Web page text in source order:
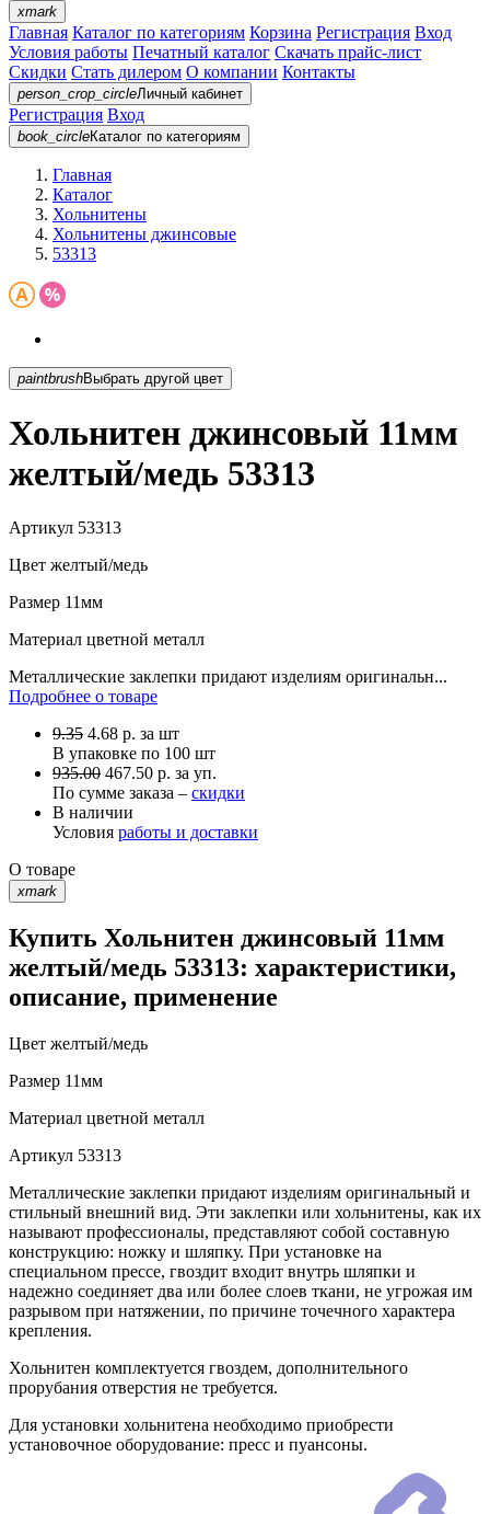
xmark
Главная Каталог по категориям Корзина Регистрация Вход
Условия работы Печатный каталог Скачать прайс-лист
Скидки Стать дилером О компании Контакты
person_crop_circleЛичный кабинет
Регистрация Вход
book_circleКаталог по категориям
Главная
Каталог
Хольнитены
Хольнитены джинсовые
53313
paintbrush Выбрать другой цвет
Хольнитен джинсовый 11мм
желтый/медь 53313
Артикул 53313
Цвет желтый/медь
Размер 11мм
Материал цветной металл
Металлические заклепки придают изделиям оригинальн...
Подробнее о товаре
9.35 4.68 р. за шт
В упаковке по 100 шт
935.00 467.50 р. за уп.
По сумме заказа – скидки
В наличии
Условия работы и доставки
О товаре
xmark
Купить Хольнитен джинсовый 11мм
желтый/медь 53313: характеристики,
описание, применение
Цвет желтый/медь
Размер 11мм
Материал цветной металл
Артикул 53313
Металлические заклепки придают изделиям оригинальный и
стильный внешний вид. Эти заклепки или хольнитены, как их
называют профессионалы, представляют собой составную
конструкцию: ножку и шляпку. При установке на
специальном прессе, гвоздит входит внутрь шляпки и
надежно соединяет два или более слоев ткани, не угрожая им
разрывом при натяжении, по причине точечного характера
крепления.
Хольнитен комплектуется гвоздем, дополнительного
прорубания отверстия не требуется.
Для установки хольнитена необходимо приобрести
установочное оборудование: пресс и пуансоны.